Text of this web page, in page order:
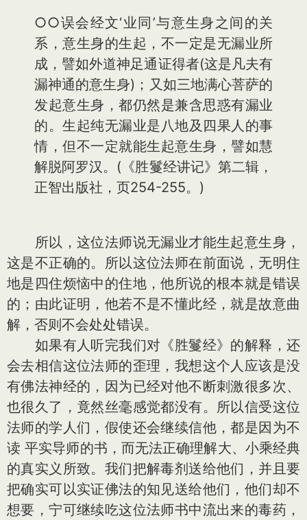
○○误会经文‘业同’与意生身之间的关
系，意生身的生起，不一定是无漏业所
成，譬如外道神足通证得者(这是凡夫有
漏神通的意生身)；又如三地满心菩萨的
发起意生身，都仍然是兼含思惑有漏业
的。生起纯无漏业是八地及四果人的事
情，但不一定就能生起意生身，譬如慧
解脱阿罗汉。(《胜鬘经讲记》第二辑，
正智出版社，页254-255。)
所以，这位法师说无漏业才能生起意生身，
这是不正确的。所以这位法师在前面说，无明住
地是四住烦恼中的住地，他所说的根本就是错误
的；由此证明，他若不是不懂此经，就是故意曲
解，否则不会处处错误。
如果有人听完我们对《胜鬘经》的解释，还
会去相信这位法师的歪理，我想这个人应该是没
有佛法神经的，因为已经对他不断刺激很多次、
也很久了，竟然丝毫感觉都没有。所以信受这位
法师的学人们，假使还会继续信他，都是因为不
读 平实导师的书，而无法正确理解大、小乘经典
的真实义所致。我们把解毒剂送给他们，并且要
把确实可以实证佛法的知见送给他们，他们却不
想要，宁可继续吃这位法师书中流出来的毒药，